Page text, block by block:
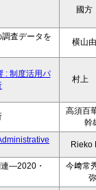
國
査データを
横山
: 制度活用パ
村上
高須百
幹
Rieko
―2020・
今﨑常
弥